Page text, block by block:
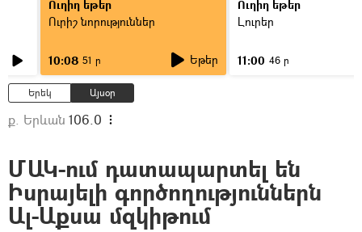
Ուղիղ եթեր
Ուրիշ նորություններ
10:08 51 ր Եթեր
Ուղիղ եթեր
Լուրեր
11:00 46 ր
Երեկ Այսօր
ք. Երևան 106.0
ՄԱԿ-ում դատապարտել են
Իսրայելի գործողություններն
Ալ-Աքսա մզկիթում